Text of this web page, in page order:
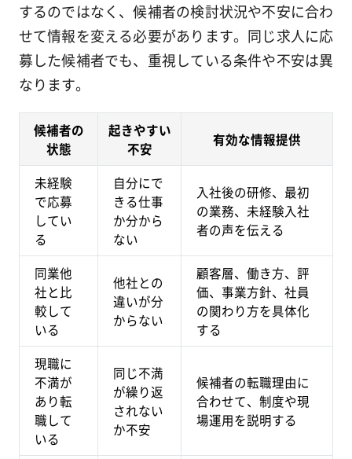
するのではなく、候補者の検討状況や不安に合わ
せて情報を変える必要があります。同じ求人に応
募した候補者でも、重視している条件や不安は異
なります。
候補者の
状態
起きやすい
不安
有効な情報提供
未経験
で応募
してい
る
自分にで
きる仕事
か分から
ない
入社後の研修、最初
の業務、未経験入社
者の声を伝える
同業他
社と比
較して
いる
他社との
違いが分
からない
顧客層、働き方、評
価、事業方針、社員
の関わり方を具体化
する
現職に
不満が
あり転
職して
いる
同じ不満
が繰り返
されない
か不安
候補者の転職理由に
合わせて、制度や現
場運用を説明する